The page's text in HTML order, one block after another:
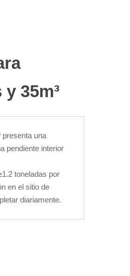
35m³
presenta una
pendiente interior
toneladas por
en el sitio de
diariamente.